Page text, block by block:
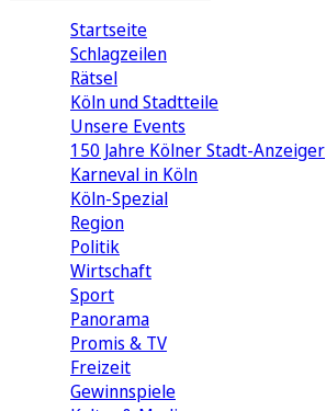
Startseite
Schlagzeilen
Rätsel
Köln und Stadtteile
Unsere Events
150 Jahre Kölner Stadt-Anzeiger
Karneval in Köln
Köln-Spezial
Region
Politik
Wirtschaft
Sport
Panorama
Promis & TV
Freizeit
Gewinnspiele